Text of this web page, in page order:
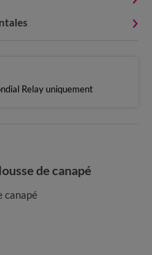
Relay uniquement
de canapé
canapé